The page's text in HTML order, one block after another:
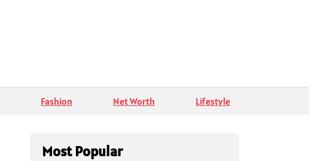
Fashion Net Worth Lifestyle
Most Popular